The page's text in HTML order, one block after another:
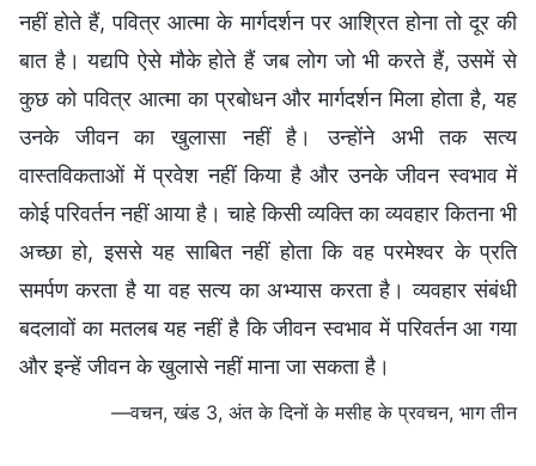
नहीं होते हैं, पवित्र आत्मा के मार्गदर्शन पर आश्रित होना तो दूर की
बात है। यद्यपि ऐसे मौके होते हैं जब लोग जो भी करते हैं, उसमें से
कुछ को पवित्र आत्मा का प्रबोधन और मार्गदर्शन मिला होता है, यह
उनके जीवन का खुलासा नहीं है। उन्होंने अभी तक सत्य
वास्तविकताओं में प्रवेश नहीं किया है और उनके जीवन स्वभाव में
कोई परिवर्तन नहीं आया है। चाहे किसी व्यक्ति का व्यवहार कितना भी
अच्छा हो, इससे यह साबित नहीं होता कि वह परमेश्वर के प्रति
समर्पण करता है या वह सत्य का अभ्यास करता है। व्यवहार संबंधी
बदलावों का मतलब यह नहीं है कि जीवन स्वभाव में परिवर्तन आ गया
और इन्हें जीवन के खुलासे नहीं माना जा सकता है।
—वचन, खंड 3, अंत के दिनों के मसीह के प्रवचन, भाग तीन